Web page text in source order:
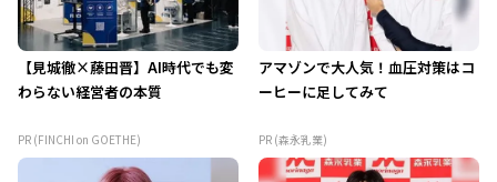
【見城徹×藤田晋】AI時代でも変
わらない経営者の本質
PR (FINCHI on GOETHE)
アマゾンで大人気！血圧対策はコ
ーヒーに足してみて
PR (森永乳業)